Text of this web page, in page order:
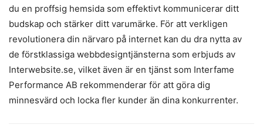
du en proffsig hemsida som effektivt kommunicerar ditt
budskap och stärker ditt varumärke. För att verkligen
revolutionera din närvaro på internet kan du dra nytta av
de förstklassiga webbdesigntjänsterna som erbjuds av
Interwebsite.se, vilket även är en tjänst som Interfame
Performance AB rekommenderar för att göra dig
minnesvärd och locka fler kunder än dina konkurrenter.